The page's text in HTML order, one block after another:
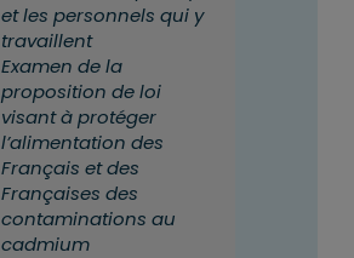
et les personnels qui y
travaillent
Examen de la
proposition de loi
visant à protéger
l’alimentation des
Français et des
Françaises des
contaminations au
cadmium